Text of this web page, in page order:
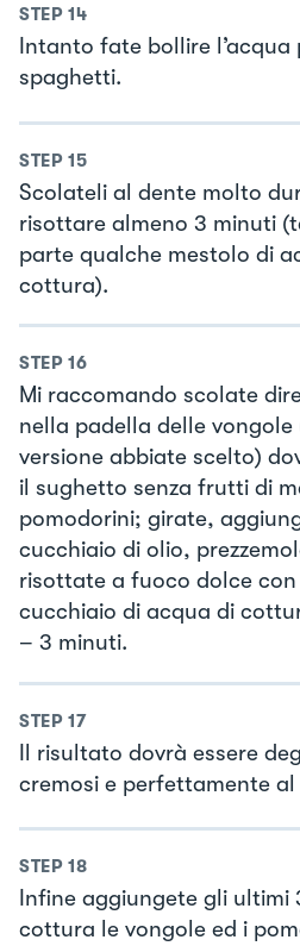
STEP 14
Intanto fate bollire l’acqua
spaghetti.
STEP 15
Scolateli al dente molto
risottare almeno 3 minuti
parte qualche mestolo di
cottura).
STEP 16
Mi raccomando scolate
nella padella delle
versione abbiate scelto)
il sughetto senza frutti di
pomodorini; girate,
cucchiaio di olio,
risottate a fuoco dolce
cucchiaio di acqua di
– 3 minuti.
STEP 17
Il risultato dovrà essere
cremosi e perfettamente al
STEP 18
Infine aggiungete gli ultimi
cottura le vongole ed i